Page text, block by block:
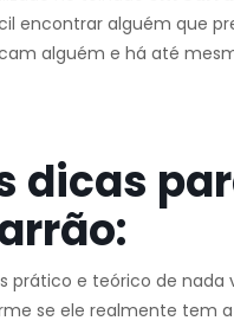
encontrar alguém que
alguém e há até
dicas
prático e teórico de
se ele realmente tem